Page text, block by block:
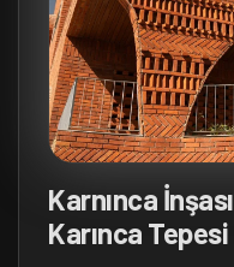
Karnınca
Karınca Tepesi